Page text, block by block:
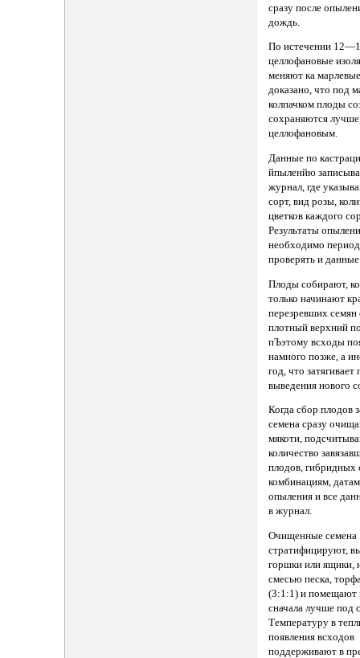
сразу после
дождь.
По истечении
целлофановые
меняют ка
доказано, что под
колпачком плоды
сохраняются
целлофановым.
Данные по
йпыленйю
журнал, где
сорт, вид розы,
цветков каждого
Результаты
необходимо
проверять и
Плоды собирают,
только начинают
перезревших семян
плотный верхний
пЪэтому всходы
намного позже, а
год, что затягивает
выведения нового
Когда сбор плодов
семена сразу
мякоти,
количество
плодов, гибридных
комбинациям,
опыления и все
в журнал.
Очищенные семена
стратифицируют,
горшки или ящики,
смесью песка,
(3:1:1) и помещают
сначала лучше под
Температуру в
появления всходов
поддерживают в